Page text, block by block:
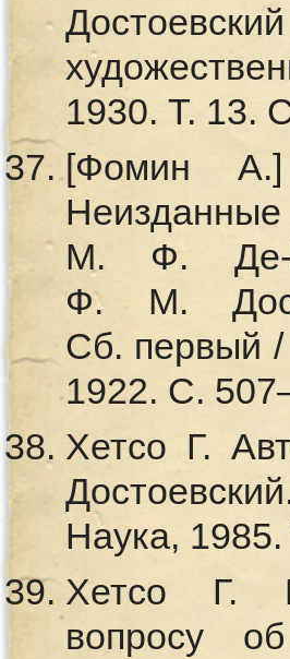
1930. Т. 13.
[Фомин
М. Ф. Де-
Ф. М.
Сб. первый
1922. С.
Хетсо Г.
Наука,
Хетсо Г.
вопросу